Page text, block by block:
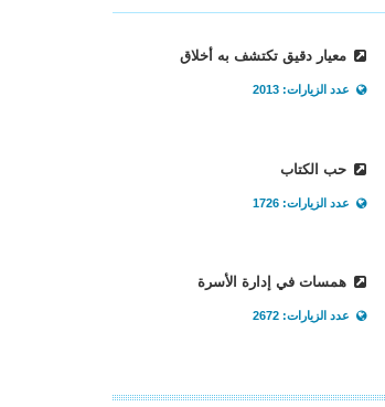
معيار دقيق تكتشف به أخلاق
عدد الزيارات: 2013
حب الكتاب
عدد الزيارات: 1726
همسات في إدارة الأسرة
عدد الزيارات: 2672